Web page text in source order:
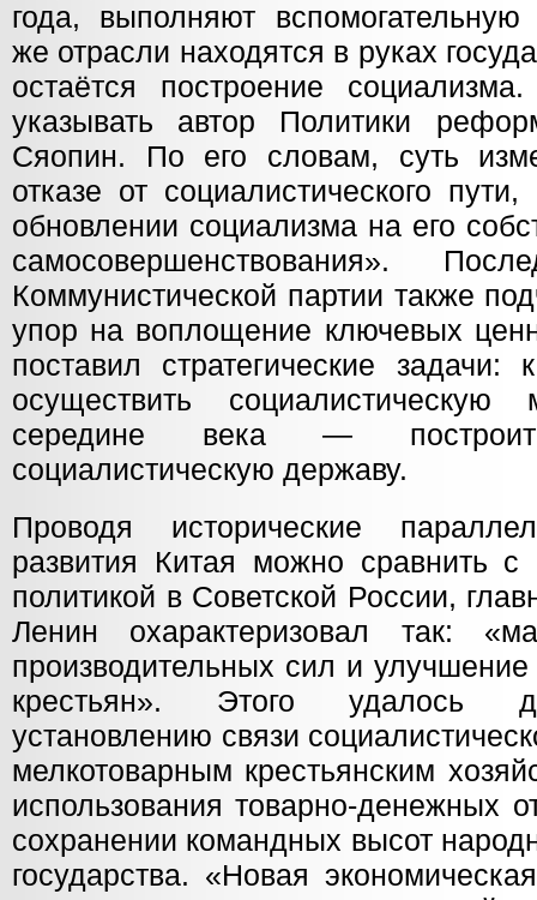
года, выполняют вспомогательную
же отрасли находятся в руках
остаётся построение
указывать автор Политики
Сяопин. По его словам, суть
отказе от социалистического
обновлении социализма на его
самосовершенствования».
Коммунистической партии также
упор на воплощение ключевых
поставил стратегические
осуществить
середине века —
социалистическую державу.
Проводя исторические
развития Китая можно сравнить с
политикой в Советской России,
Ленин охарактеризовал так:
производительных сил и
крестьян». Этого удалось
установлению связи
мелкотоварным крестьянским
использования товарно-денежных
сохранении командных высот
государства. «Новая